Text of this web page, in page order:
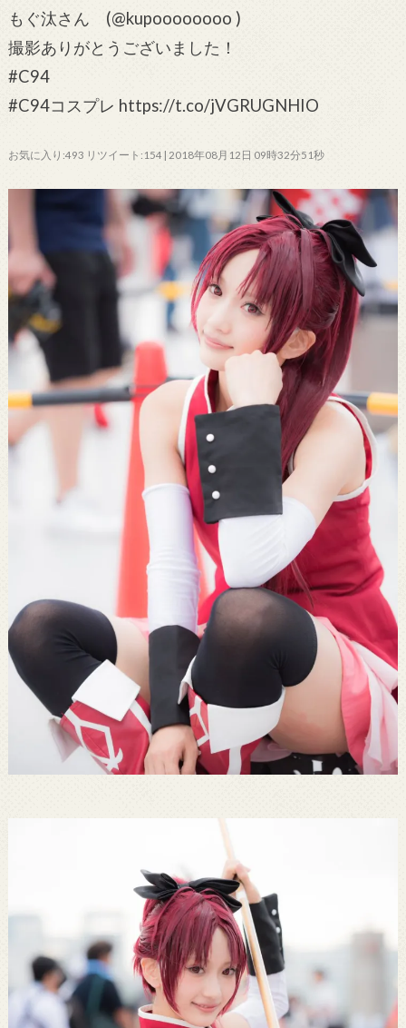
もぐ汰さん (@kupoooooooo )
撮影ありがとうございました！
#C94
#C94コスプレ https://t.co/jVGRUGNHIO
お気に入り:493 リツイート:154 | 2018年08月12日 09時32分51秒